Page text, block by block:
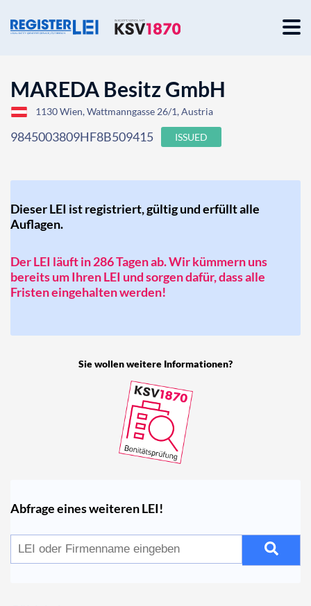
MAREDA Besitz GmbH
1130 Wien, Wattmanngasse 26/1, Austria
9845003809HF8B509415 ISSUED
Dieser LEI ist registriert, gültig und erfüllt alle
Auflagen.
Der LEI läuft in 286 Tagen ab. Wir kümmern uns
bereits um Ihren LEI und sorgen dafür, dass alle
Fristen eingehalten werden!
Sie wollen weitere Informationen?
Abfrage eines weiteren LEI!